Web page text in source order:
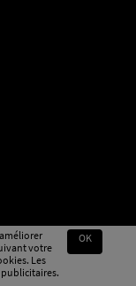
votre
Les
publicitaires.
OK